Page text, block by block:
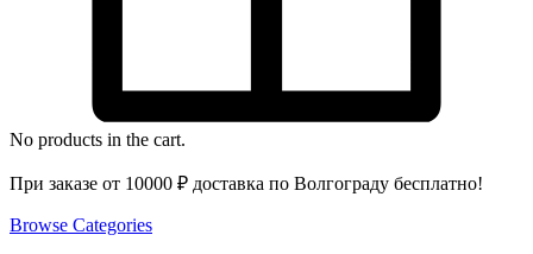
No products in the cart.
При заказе от 10000 ₽ доставка по Волгограду бесплатно!
Browse Categories